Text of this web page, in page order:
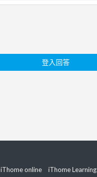
登入回答
iThome online iThome Learning